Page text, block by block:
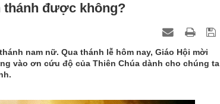
thánh được không?
nam nữ. Qua thánh lễ hôm nay, Giáo Hội mời
vào ơn cứu độ của Thiên Chúa dành cho chúng ta